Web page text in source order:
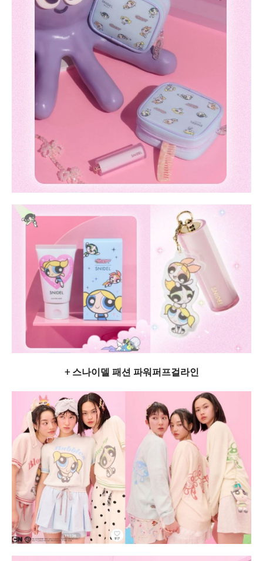
+ 스나이델 패션 파워퍼프걸라인